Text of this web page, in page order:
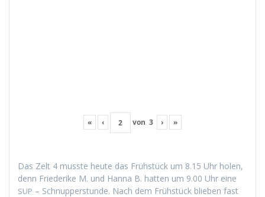
« ‹ von 3 › »
Das Zelt 4 musste heute das Früh­stück um 8.15 Uhr holen,
denn Friederike M. und Han­na B. hat­ten um 9.00 Uhr eine
SUP – Schnup­per­stunde. Nach dem Früh­stück blieben fast